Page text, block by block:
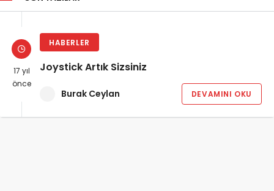
17 yıl
önce
HABERLER
Joystick Artık Sizsiniz
Burak Ceylan DEVAMINI OKU